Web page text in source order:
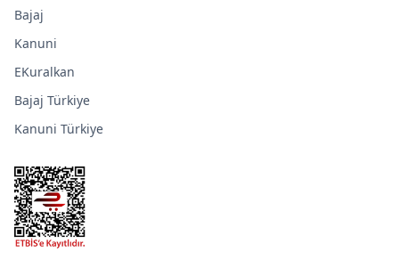
Bajaj
Kanuni
EKuralkan
Bajaj Türkiye
Kanuni Türkiye